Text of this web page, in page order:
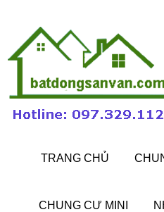
TRANG CHỦ
CHUNG CƯ MINI